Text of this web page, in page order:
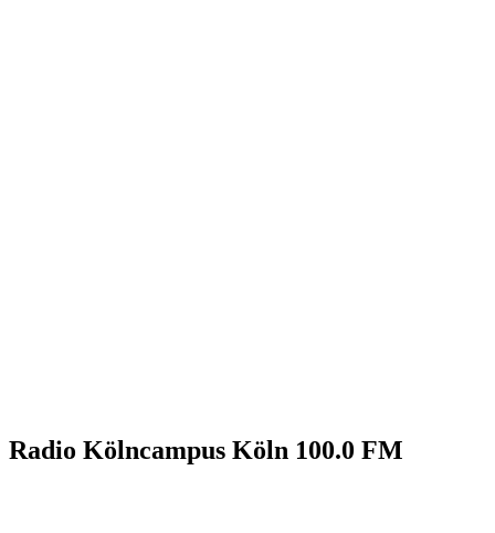
Radio Kölncampus Köln 100.0 FM